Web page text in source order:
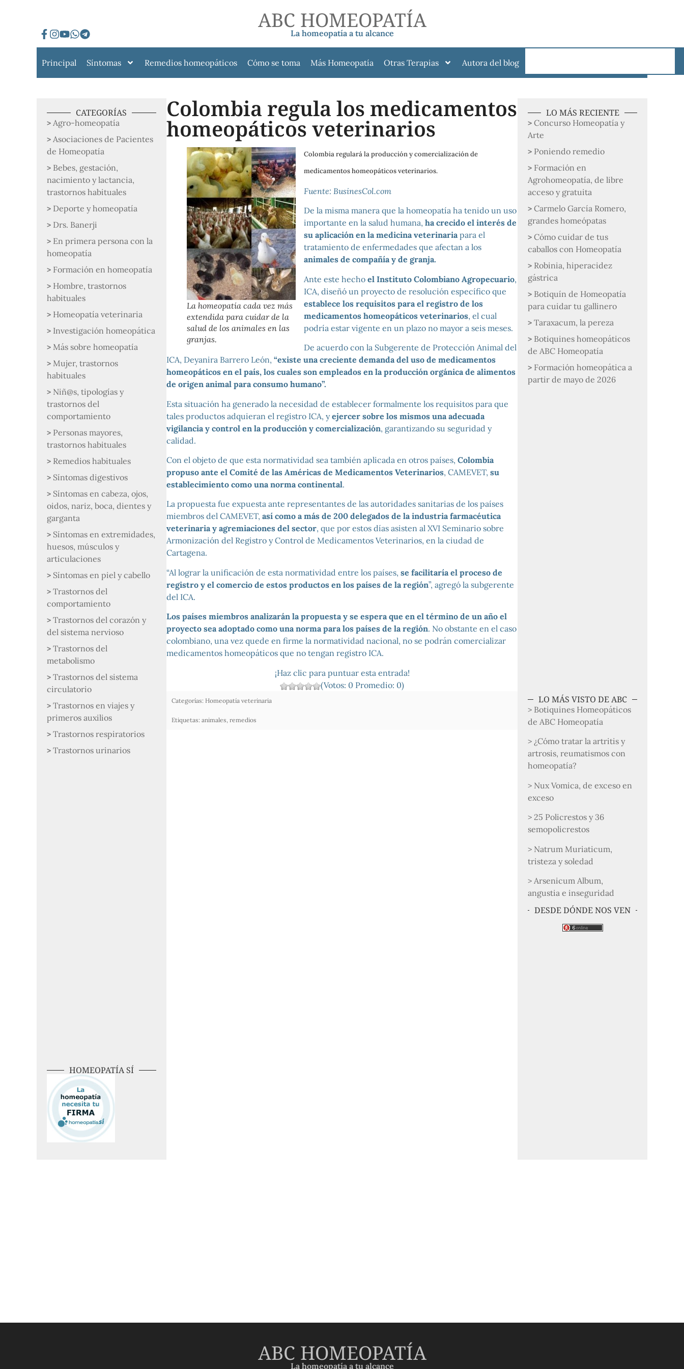
ABC HOMEOPATÍA
La homeopatía a tu alcance
Principal Síntomas Remedios homeopáticos Cómo se toma Más Homeopatía Otras Terapias Autora del blog
CATEGORÍAS
Agro-homeopatía
Asociaciones de Pacientes
de Homeopatía
Bebes, gestación,
nacimiento y lactancia,
trastornos habituales
Deporte y homeopatía
Drs. Banerji
En primera persona con la
homeopatía
Formación en homeopatía
Hombre, trastornos
habituales
Homeopatía veterinaria
Investigación homeopática
Más sobre homeopatía
Mujer, trastornos
habituales
Niñ@s, tipologías y
trastornos del
comportamiento
Personas mayores,
trastornos habituales
Remedios habituales
Síntomas digestivos
Síntomas en cabeza, ojos,
oidos, nariz, boca, dientes y
garganta
Síntomas en extremidades,
huesos, músculos y
articulaciones
Síntomas en piel y cabello
Trastornos del
comportamiento
Trastornos del corazón y
del sistema nervioso
Trastornos del
metabolismo
Trastornos del sistema
circulatorio
Trastornos en viajes y
primeros auxilios
Trastornos respiratorios
Trastornos urinarios
HOMEOPATÍA SÍ
Colombia regula los medicamentos
homeopáticos veterinarios
La homeopatía cada vez más
extendida para cuidar de la
salud de los animales en las
granjas.
Colombia regulará la producción y comercialización de
medicamentos homeopáticos veterinarios.
Fuente: BusinesCol.com
De la misma manera que la homeopatía ha tenido un uso
importante en la salud humana, ha crecido el interés de
su aplicación en la medicina veterinariapara el
tratamiento de enfermedades que afectan a los
animales de compañía y de granja.
Ante este hecho el Instituto Colombiano Agropecuario,
ICA, diseñó un proyecto de resolución específico que
establece los requisitos para el registro de los
medicamentos homeopáticos veterinarios, el cual
podría estar vigente en un plazo no mayor a seis meses.
De acuerdo con la Subgerente de Protección Animal del
ICA, Deyanira Barrero León, “existe una creciente demanda del uso de medicamentos
homeopáticos en el país, los cuales son empleados en la producción orgánica de alimentos
de origen animal para consumo humano”.
Esta situación ha generado la necesidad de establecer formalmente los requisitos para que
tales productos adquieran el registro ICA, yejercer sobre los mismos una adecuada
vigilancia y control en la producción y comercialización, garantizando su seguridad y
calidad.
Con el objeto de que esta normatividad sea también aplicada en otros países, Colombia
propuso ante el Comité de las Américas de Medicamentos Veterinarios, CAMEVET, su
establecimiento como una norma continental.
La propuesta fue expuesta ante representantes de las autoridades sanitarias de los países
miembros del CAMEVET, así como a más de 200 delegados de la industria farmacéutica
veterinaria y agremiaciones del sector, que por estos días asisten al XVI Seminario sobre
Armonización del Registro y Control de Medicamentos Veterinarios, en la ciudad de
Cartagena.
“Al lograr la unificación de esta normatividad entre los países, se facilitaría el proceso de
registro y el comercio de estos productos en los países de la región”, agregó la subgerente
del ICA.
Los países miembros analizarán la propuesta y se espera que en el término de un año el
proyecto sea adoptado como una norma para los países de la región. No obstante en el caso
colombiano, una vez quede en firme la normatividad nacional, no se podrán comercializar
medicamentos homeopáticos que no tengan registro ICA.
¡Haz clic para puntuar esta entrada!
(Votos: 0 Promedio: 0)
Categorías: Homeopatía veterinaria
Etiquetas: animales remedios
LO MÁS RECIENTE
Concurso Homeopatía y
Arte
Poniendo remedio
Formación en
Agrohomeopatía, de libre
acceso y gratuita
Carmelo García Romero,
grandes homeópatas
Cómo cuidar de tus
caballos con Homeopatía
Robinia, hiperacidez
gástrica
Botiquín de Homeopatía
para cuidar tu gallinero
Taraxacum, la pereza
Botiquines homeopáticos
de ABC Homeopatía
Formación homeopática a
partir de mayo de 2026
LO MÁS VISTO DE ABC
> Botiquines Homeopáticos
de ABC Homeopatía
> ¿Cómo tratar la artritis y
artrosis, reumatismos con
homeopatía?
> Nux Vomica, de exceso en
exceso
> 25 Policrestos y 36
semopolicrestos
> Natrum Muriaticum,
tristeza y soledad
> Arsenicum Album,
angustia e inseguridad
DESDE DÓNDE NOS VEN
ABC HOMEOPATÍA
La homeopatía a tu alcance